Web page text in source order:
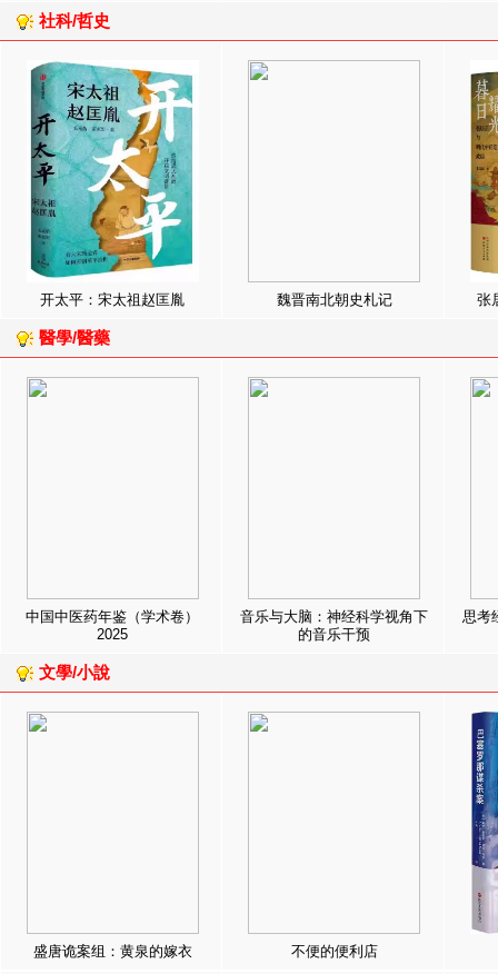
社科/哲史
开太平：宋太祖赵匡胤 魏晋南北朝史札记 张
醫學/醫藥
中国中医药年鉴（学术卷）
2025
音乐与大脑：神经科学视角下
的音乐干预
思考
文學/小說
盛唐诡案组：黄泉的嫁衣 不便的便利店